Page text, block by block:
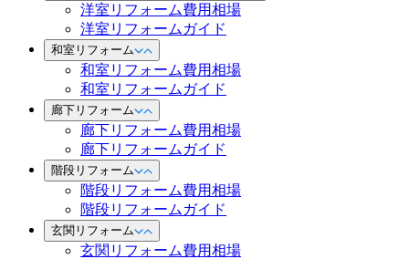
洋室リフォーム費用相場
洋室リフォームガイド
和室リフォーム
和室リフォーム費用相場
和室リフォームガイド
廊下リフォーム
廊下リフォーム費用相場
廊下リフォームガイド
階段リフォーム
階段リフォーム費用相場
階段リフォームガイド
玄関リフォーム
玄関リフォーム費用相場